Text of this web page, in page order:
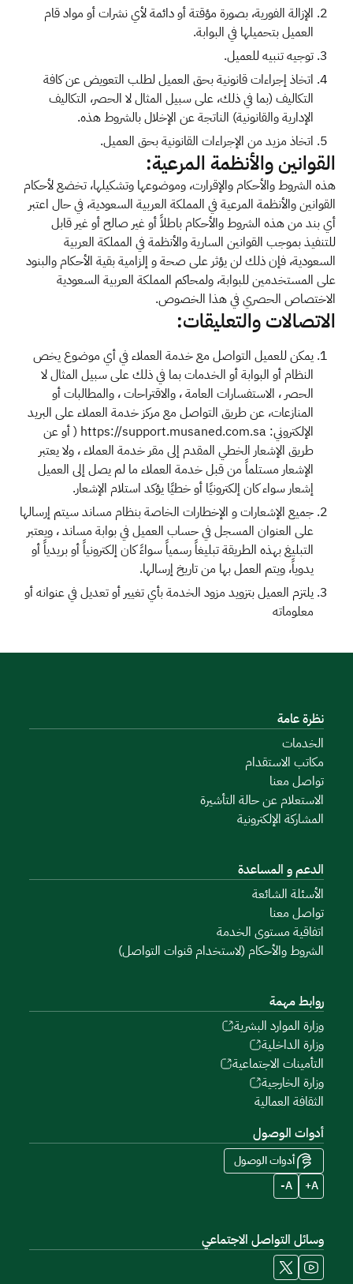
الإزالة الفورية، بصورة مؤقتة أو دائمة لأي نشرات أو مواد قام
العميل بتحميلها في البوابة.
توجيه تنبيه للعميل.
اتخاذ إجراءات قانونية بحق العميل لطلب التعويض عن كافة
التكاليف (بما في ذلك، على سبيل المثال لا الحصر، التكاليف
الإدارية والقانونية) الناتجة عن الإخلال بالشروط هذه.
اتخاذ مزيد من الإجراءات القانونية بحق العميل.
القوانين والأنظمة المرعية:
هذه الشروط والأحكام والإقرارت، وموضوعها وتشكيلها، تخضع لأحكام
القوانين والأنظمة المرعية في المملكة العربية السعودية، في حال اعتبر
أي بند من هذه الشروط والأحكام باطلاً أو غير صالح أو غير قابل
للتنفيذ بموجب القوانين السارية والأنظمة في المملكة العربية
السعودية، فإن ذلك لن يؤثر على صحة و إلزامية بقية الأحكام والبنود
على المستخدمين للبوابة، ولمحاكم المملكة العربية السعودية
الاختصاص الحصري في هذا الخصوص.
الاتصالات والتعليقات:
يمكن للعميل التواصل مع خدمة العملاء في أي موضوع يخص
النظام أو البوابة أو الخدمات بما في ذلك على سبيل المثال لا
الحصر ، الاستفسارات العامة ، والاقتراحات ، والمطالبات أو
المنازعات، عن طريق التواصل مع مركز خدمة العملاء على البريد
الإلكتروني: https://support.musaned.com.sa ( أو عن
طريق الإشعار الخطي المقدم إلى مقر خدمة العملاء ، ولا يعتبر
الإشعار مستلماً من قبل خدمة العملاء ما لم يصل إلى العميل
إشعار سواء كان إلكترونيًا أو خطيًا يؤكد استلام الإشعار.
جميع الإشعارات و الإخطارات الخاصة بنظام مساند سيتم إرسالها
على العنوان المسجل في حساب العميل في بوابة مساند ، ويعتبر
التبليغ بهذه الطريقة تبليغاً رسمياً سواءً كان إلكترونياً أو بريدياً أو
يدوياً، ويتم العمل بها من تاريخ إرسالها.
يلتزم العميل بتزويد مزود الخدمة بأي تغيير أو تعديل في عنوانه أو
معلوماته
نظرة عامة
الخدمات
مكاتب الاستقدام
تواصل معنا
الاستعلام عن حالة التأشيرة
المشاركة الإلكترونية
الدعم و المساعدة
الأسئلة الشائعة
تواصل معنا
اتفاقية مستوى الخدمة
الشروط والأحكام (لاستخدام قنوات التواصل)
روابط مهمة
وزارة الموارد البشرية
وزارة الداخلية
التأمينات الاجتماعية
وزارة الخارجية
الثقافة العمالية
أدوات الوصول
أدوات الوصول
A+
A-
وسائل التواصل الاجتماعي